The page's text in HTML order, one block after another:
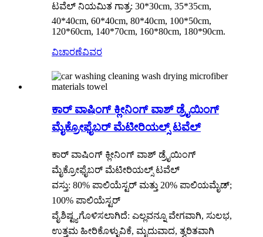
ಟವೆಲ್ ನಿಯಮಿತ ಗಾತ್ರ: 30*30cm, 35*35cm,
40*40cm, 60*40cm, 80*40cm, 100*50cm,
120*60cm, 140*70cm, 160*80cm, 180*90cm.
ವಿಚಾರಣೆವಿವರ
ಕಾರ್ ವಾಷಿಂಗ್ ಕ್ಲೀನಿಂಗ್ ವಾಶ್ ಡ್ರೈಯಿಂಗ್
ಮೈಕ್ರೋಫೈಬರ್ ಮೆಟೀರಿಯಲ್ಸ್ ಟವೆಲ್
ಕಾರ್ ವಾಷಿಂಗ್ ಕ್ಲೀನಿಂಗ್ ವಾಶ್ ಡ್ರೈಯಿಂಗ್
ಮೈಕ್ರೋಫೈಬರ್ ಮೆಟೀರಿಯಲ್ಸ್ ಟವೆಲ್
ವಸ್ತು: 80% ಪಾಲಿಯೆಸ್ಟರ್ ಮತ್ತು 20% ಪಾಲಿಯಮೈಡ್;
100% ಪಾಲಿಯೆಸ್ಟರ್
ವೈಶಿಷ್ಟ್ಯಗೊಳಿಸಲಾಗಿದೆ: ಎಲ್ಲವನ್ನೂ ವೇಗವಾಗಿ, ಸುಲಭ,
ಉತ್ತಮ ಹೀರಿಕೊಳ್ಳುವಿಕೆ, ಮೃದುವಾದ, ತ್ವರಿತವಾಗಿ